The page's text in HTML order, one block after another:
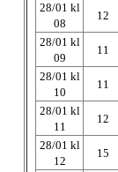
28/01 kl
08
12
28/01 kl
09
11
28/01 kl
10
11
28/01 kl
11
12
28/01 kl
12
15